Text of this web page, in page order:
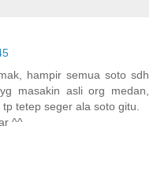
hampir semua soto sdh
masakin asli org medan,
tetep seger ala soto gitu.
^^